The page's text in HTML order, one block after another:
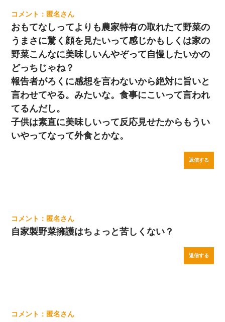
匿名
おもてなしってよりも農家特有の取れたて野菜の
うまさに驚く顔を見たいって感じかもしくは家の
野菜こんなに美味しいんやぞって自慢したいかの
どっちじゃね？
報告者がろくに感想を言わないから絶対に旨いと
言わせてやる。みたいな。食事にこいって言われ
てるんだし。
子供は素直に美味しいって反応見せたからもうい
いやってなって外食とかな。
返信する
匿名
自家製野菜擁護はちょっと苦しくない？
返信する
匿名